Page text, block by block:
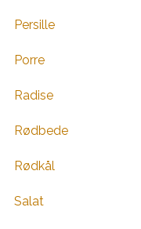
Persille
Porre
Radise
Rødbede
Rødkål
Salat